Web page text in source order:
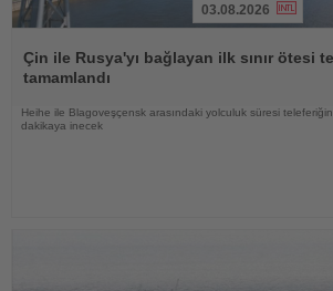
Oku
03.08.2026
Çin ile Rusya'yı bağlayan ilk sınır ötesi
tamamlandı
Heihe ile Blagoveşçensk arasındaki yolculuk süresi
dakikaya inecek